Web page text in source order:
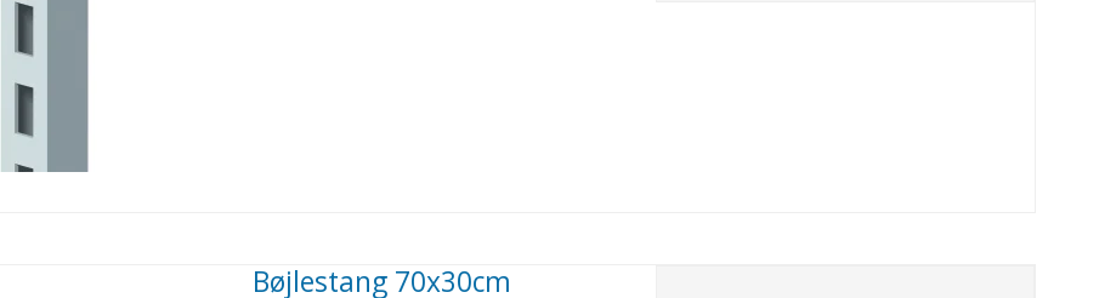
Bøjlestang 70x30cm